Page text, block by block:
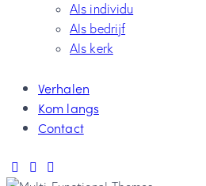
Als individu
Als bedrijf
Als kerk
Verhalen
Kom langs
Contact